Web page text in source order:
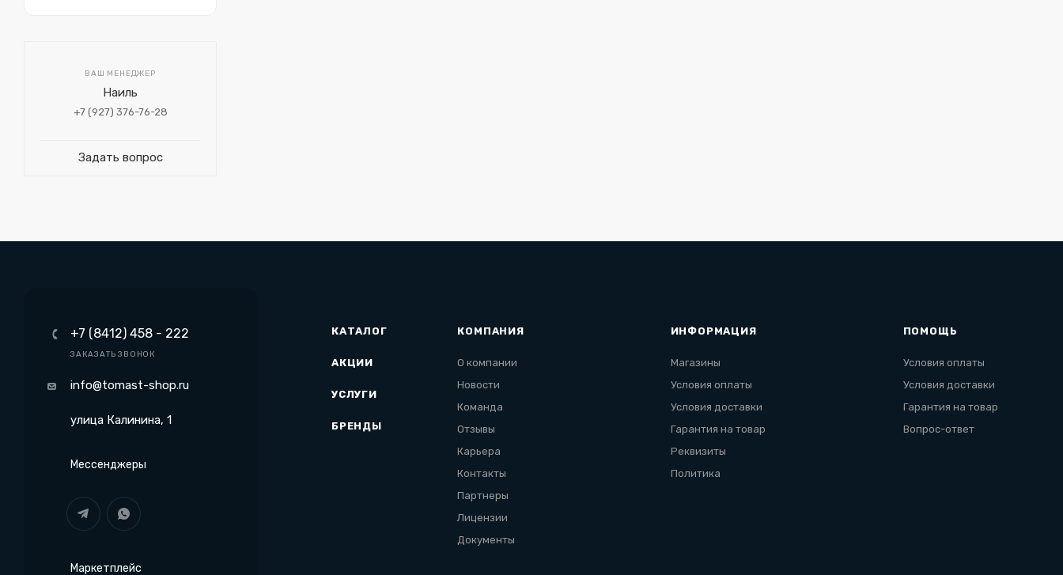
ВАШ МЕНЕДЖЕР
Наиль
+7 (927) 376-76-28
Задать вопрос
+7 (8412) 458 - 222
ЗАКАЗАТЬ ЗВОНОК
info@tomast-shop.ru
улица Калинина, 1
Мессенджеры
Маркетплейс
КАТАЛОГ
АКЦИИ
УСЛУГИ
БРЕНДЫ
КОМПАНИЯ
О компании
Новости
Команда
Отзывы
Карьера
Контакты
Партнеры
Лицензии
Документы
ИНФОРМАЦИЯ
Магазины
Условия оплаты
Условия доставки
Гарантия на товар
Реквизиты
Политика
ПОМОЩЬ
Условия оплаты
Условия доставки
Гарантия на товар
Вопрос-ответ